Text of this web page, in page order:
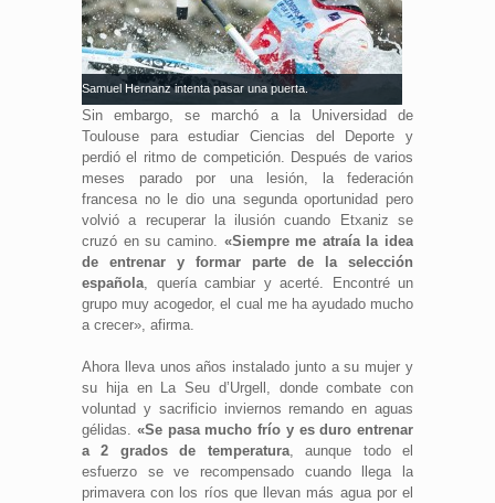
Samuel Hernanz intenta pasar una puerta.
Sin embargo, se marchó a la Universidad de
Toulouse para estudiar Ciencias del Deporte y
perdió el ritmo de competición. Después de varios
meses parado por una lesión, la federación
francesa no le dio una segunda oportunidad pero
volvió a recuperar la ilusión cuando Etxaniz se
cruzó en su camino. «Siempre me atraía la idea
de entrenar y formar parte de la selección
española, quería cambiar y acerté. Encontré un
grupo muy acogedor, el cual me ha ayudado mucho
a crecer», afirma.
Ahora lleva unos años instalado junto a su mujer y
su hija en La Seu d’Urgell, donde combate con
voluntad y sacrificio inviernos remando en aguas
gélidas. «Se pasa mucho frío y es duro entrenar
a 2 grados de temperatura, aunque todo el
esfuerzo se ve recompensado cuando llega la
primavera con los ríos que llevan más agua por el